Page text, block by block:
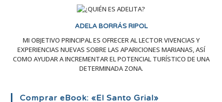
ADELA BORRÁS RIPOL
MI OBJETIVO PRINCIPAL ES OFRECER AL LECTOR VIVENCIAS Y
EXPERIENCIAS NUEVAS SOBRE LAS APARICIONES MARIANAS, ASÍ
COMO AYUDAR A INCREMENTAR EL POTENCIAL TURÍSTICO DE UNA
DETERMINADA ZONA.
Comprar eBook: «El Santo Grial»